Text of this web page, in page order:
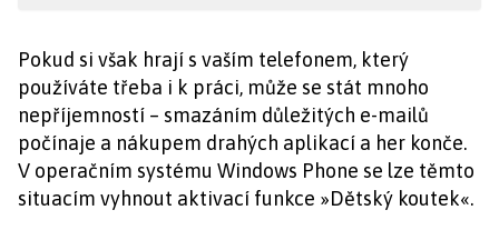
Pokud si však hrají s vaším telefonem, který
používáte třeba i k práci, může se stát mnoho
nepříjemností – smazáním důležitých e-mailů
počínaje a nákupem drahých aplikací a her konče.
V operačním systému Windows Phone se lze těmto
situacím vyhnout aktivací funkce »Dětský koutek«.